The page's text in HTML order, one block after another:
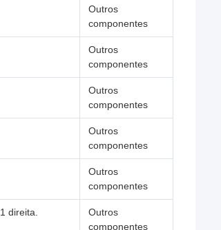
Outros
componentes
Outros
componentes
Outros
componentes
Outros
componentes
Outros
componentes
direita.
Outros
componentes